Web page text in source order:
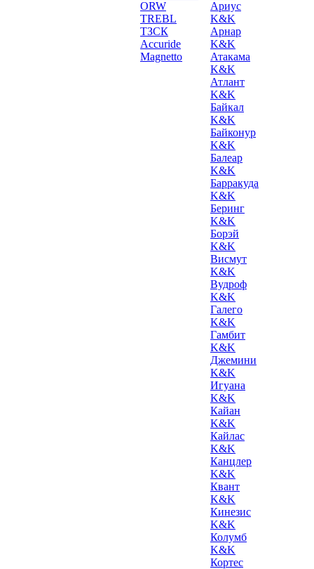
ORW
TREBL
ТЗСК
Accuride
Magnetto
Ариус
K&K
Арнар
K&K
Атакама
K&K
Атлант
K&K
Байкал
K&K
Байконур
K&K
Балеар
K&K
Барракуда
K&K
Беринг
K&K
Борэй
K&K
Висмут
K&K
Вудроф
K&K
Галего
K&K
Гамбит
K&K
Джемини
K&K
Игуана
K&K
Кайан
K&K
Кайлас
K&K
Канцлер
K&K
Квант
K&K
Кинезис
K&K
Колумб
K&K
Кортес